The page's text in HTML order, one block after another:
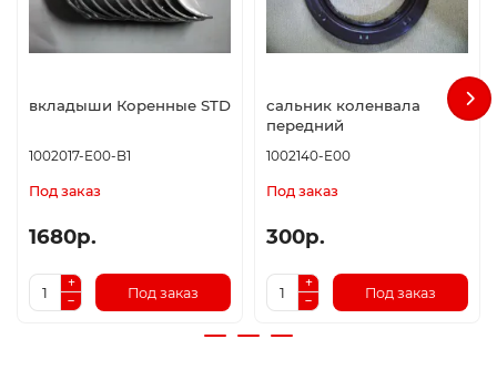
вкладыши Коренные STD
1002017-E00-B1
Под заказ
1680р.
Под заказ
сальник коленвала
передний
1002140-E00
Под заказ
300р.
Под заказ